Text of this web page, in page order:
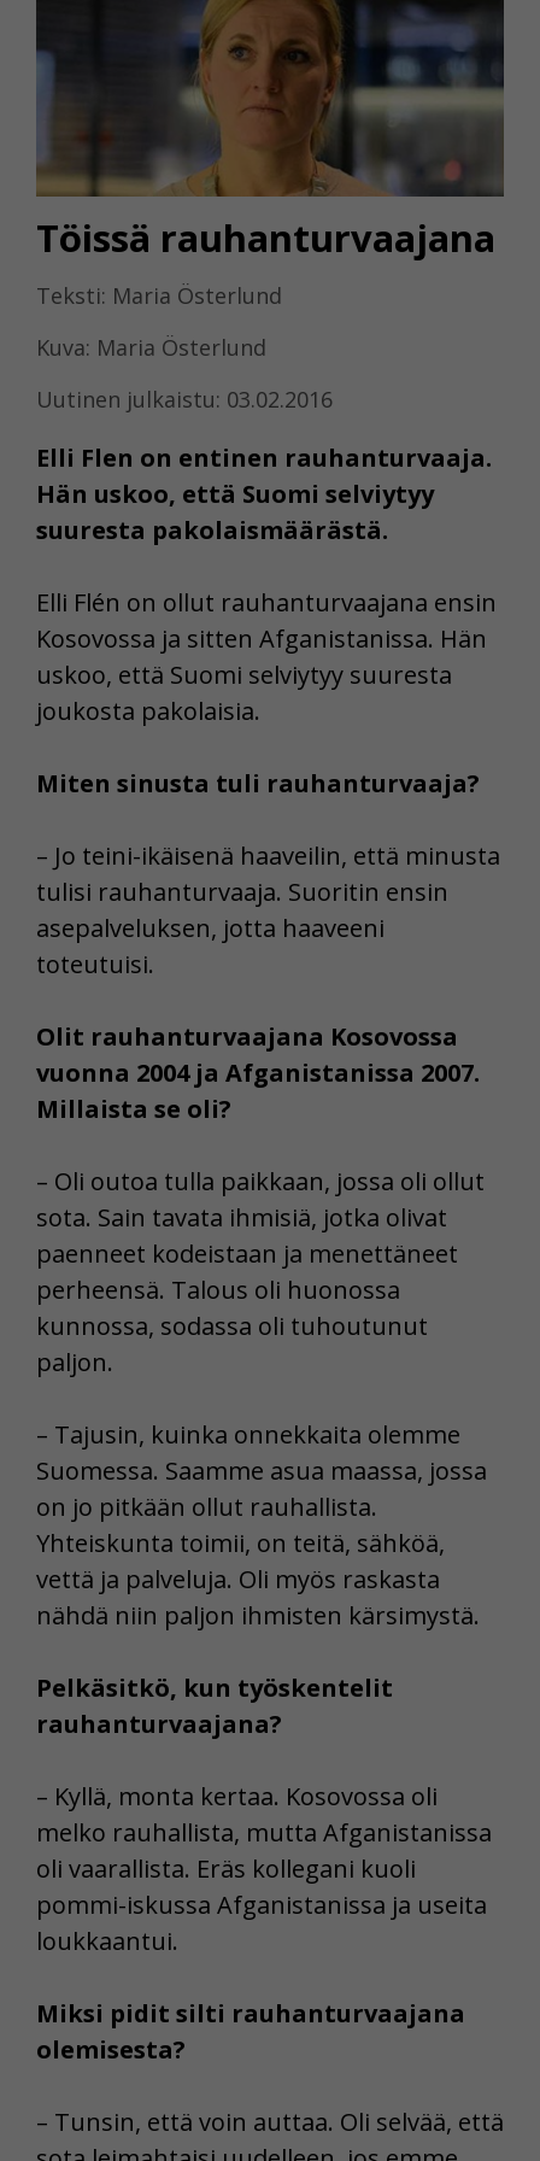
Töissä rauhanturvaajana
Teksti: Maria Österlund
Kuva: Maria Österlund
Uutinen julkaistu: 03.02.2016
Elli Flen on entinen rauhanturvaaja.
Hän uskoo, että Suomi selviytyy
suuresta pakolaismäärästä.
Elli Flén on ollut rauhanturvaajana ensin
Kosovossa ja sitten Afganistanissa. Hän
uskoo, että Suomi selviytyy suuresta
joukosta pakolaisia.
Miten sinusta tuli rauhanturvaaja?
– Jo teini-ikäisenä haaveilin, että minusta
tulisi rauhanturvaaja. Suoritin ensin
asepalveluksen, jotta haaveeni
toteutuisi.
Olit rauhanturvaajana Kosovossa
vuonna 2004 ja Afganistanissa 2007.
Millaista se oli?
– Oli outoa tulla paikkaan, jossa oli ollut
sota. Sain tavata ihmisiä, jotka olivat
paenneet kodeistaan ja menettäneet
perheensä. Talous oli huonossa
kunnossa, sodassa oli tuhoutunut
paljon.
– Tajusin, kuinka onnekkaita olemme
Suomessa. Saamme asua maassa, jossa
on jo pitkään ollut rauhallista.
Yhteiskunta toimii, on teitä, sähköä,
vettä ja palveluja. Oli myös raskasta
nähdä niin paljon ihmisten kärsimystä.
Pelkäsitkö, kun työskentelit
rauhanturvaajana?
– Kyllä, monta kertaa. Kosovossa oli
melko rauhallista, mutta Afganistanissa
oli vaarallista. Eräs kollegani kuoli
pommi-iskussa Afganistanissa ja useita
loukkaantui.
Miksi pidit silti rauhanturvaajana
olemisesta?
– Tunsin, että voin auttaa. Oli selvää, että